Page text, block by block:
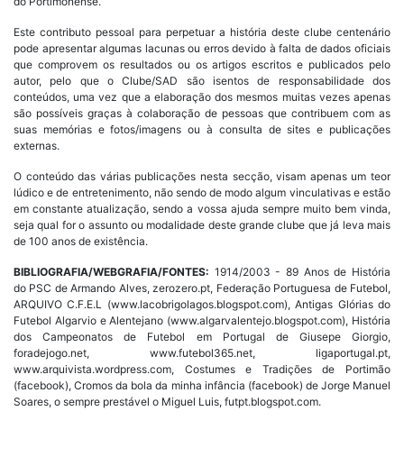
Este contributo pessoal para perpetuar a história deste clube centenário
pode apresentar algumas lacunas ou erros devido à falta de dados oficiais
que comprovem os resultados ou os artigos escritos e publicados pelo
autor, pelo que o Clube/SAD são isentos de responsabilidade dos
conteúdos, uma vez que a elaboração dos mesmos muitas vezes apenas
são possíveis graças à colaboração de pessoas que contribuem com as
suas memórias e fotos/imagens ou à consulta de sites e publicações
externas.
O conteúdo das várias publicações nesta secção, visam apenas um teor
lúdico e de entretenimento, não sendo de modo algum vinculativas e estão
em constante atualização, sendo a vossa ajuda sempre muito bem vinda,
seja qual for o assunto ou modalidade deste grande clube que já leva mais
de 100 anos de existência.
BIBLIOGRAFIA/WEBGRAFIA/FONTES: 1914/2003 - 89 Anos de História
do PSC de Armando Alves, zerozero.pt, Federação Portuguesa de Futebol,
ARQUIVO C.F.E.L (www.lacobrigolagos.blogspot.com), Antigas Glórias do
Futebol Algarvio e Alentejano (www.algarvalentejo.blogspot.com), História
dos Campeonatos de Futebol em Portugal de Giusepe Giorgio,
foradejogo.net, www.futebol365.net, ligaportugal.pt,
www.arquivista.wordpress.com, Costumes e Tradições de Portimão
(facebook), Cromos da bola da minha infância (facebook) de Jorge Manuel
Soares, o sempre prestável o Miguel Luis, futpt.blogspot.com.